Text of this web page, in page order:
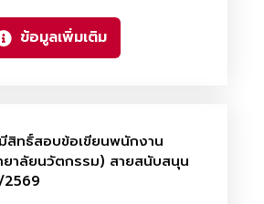
ข้อมูลเพิ่มเติม
สิทธิ์สอบข้อเขียนพนักงาน
ยาลัยนวัตกรรม) สายสนับสนุน
2569